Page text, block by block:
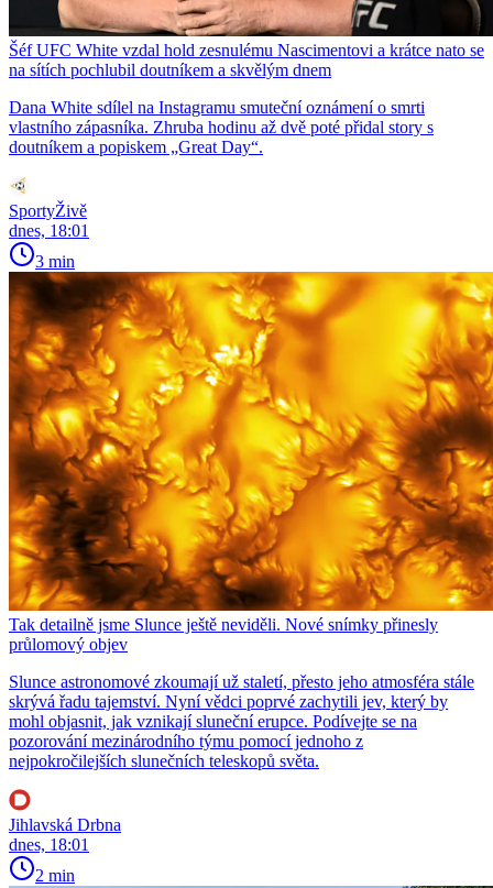
Šéf UFC White vzdal hold zesnulému Nascimentovi a krátce nato se
na sítích pochlubil doutníkem a skvělým dnem
Dana White sdílel na Instagramu smuteční oznámení o smrti
vlastního zápasníka. Zhruba hodinu až dvě poté přidal story s
doutníkem a popiskem „Great Day“.
SportyŽivě
dnes, 18:01
3 min
Tak detailně jsme Slunce ještě neviděli. Nové snímky přinesly
průlomový objev
Slunce astronomové zkoumají už staletí, přesto jeho atmosféra stále
skrývá řadu tajemství. Nyní vědci poprvé zachytili jev, který by
mohl objasnit, jak vznikají sluneční erupce. Podívejte se na
pozorování mezinárodního týmu pomocí jednoho z
nejpokročilejších slunečních teleskopů světa.
Jihlavská Drbna
dnes, 18:01
2 min